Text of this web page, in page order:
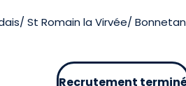
St Romain la Virvée/
Recrutement